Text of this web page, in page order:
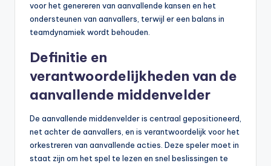
voor het genereren van aanvallende kansen en het
ondersteunen van aanvallers, terwijl er een balans in
teamdynamiek wordt behouden.
Definitie en
verantwoordelijkheden van de
aanvallende middenvelder
De aanvallende middenvelder is centraal gepositioneerd,
net achter de aanvallers, en is verantwoordelijk voor het
orkestreren van aanvallende acties. Deze speler moet in
staat zijn om het spel te lezen en snel beslissingen te